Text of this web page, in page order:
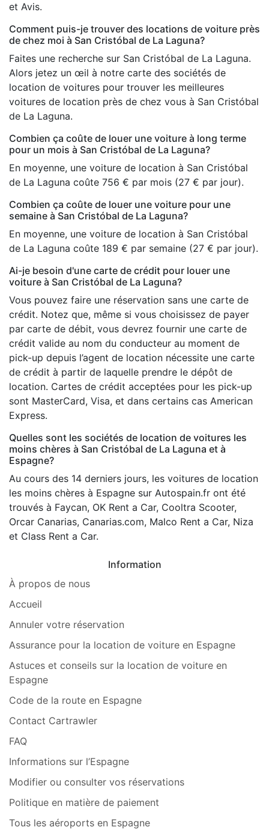
et Avis.
Comment puis-je trouver des locations de voiture près
de chez moi à San Cristóbal de La Laguna?
Faites une recherche sur San Cristóbal de La Laguna.
Alors jetez un œil à notre carte des sociétés de
location de voitures pour trouver les meilleures
voitures de location près de chez vous à San Cristóbal
de La Laguna.
Combien ça coûte de louer une voiture à long terme
pour un mois à San Cristóbal de La Laguna?
En moyenne, une voiture de location à San Cristóbal
de La Laguna coûte 756 € par mois (27 € par jour).
Combien ça coûte de louer une voiture pour une
semaine à San Cristóbal de La Laguna?
En moyenne, une voiture de location à San Cristóbal
de La Laguna coûte 189 € par semaine (27 € par jour).
Ai-je besoin d'une carte de crédit pour louer une
voiture à San Cristóbal de La Laguna?
Vous pouvez faire une réservation sans une carte de
crédit. Notez que, même si vous choisissez de payer
par carte de débit, vous devrez fournir une carte de
crédit valide au nom du conducteur au moment de
pick-up depuis l’agent de location nécessite une carte
de crédit à partir de laquelle prendre le dépôt de
location. Cartes de crédit acceptées pour les pick-up
sont MasterCard, Visa, et dans certains cas American
Express.
Quelles sont les sociétés de location de voitures les
moins chères à San Cristóbal de La Laguna et à
Espagne?
Au cours des 14 derniers jours, les voitures de location
les moins chères à Espagne sur Autospain.fr ont été
trouvés à Faycan, OK Rent a Car, Cooltra Scooter,
Orcar Canarias, Canarias.com, Malco Rent a Car, Niza
et Class Rent a Car.
Information
À propos de nous
Accueil
Annuler votre réservation
Assurance pour la location de voiture en Espagne
Astuces et conseils sur la location de voiture en
Espagne
Code de la route en Espagne
Contact Cartrawler
FAQ
Informations sur l’Espagne
Modifier ou consulter vos réservations
Politique en matière de paiement
Tous les aéroports en Espagne